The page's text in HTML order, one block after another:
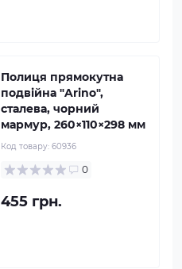
Полиця прямокутна
подвійна "Arino",
сталева, чорний
мармур, 260×110×298 мм
Код товару: 60936
0
455 грн.